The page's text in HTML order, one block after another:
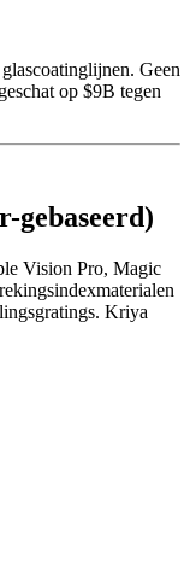
Geen
op $9B tegen
gebaseerd)
Vision Pro, Magic
Kriya